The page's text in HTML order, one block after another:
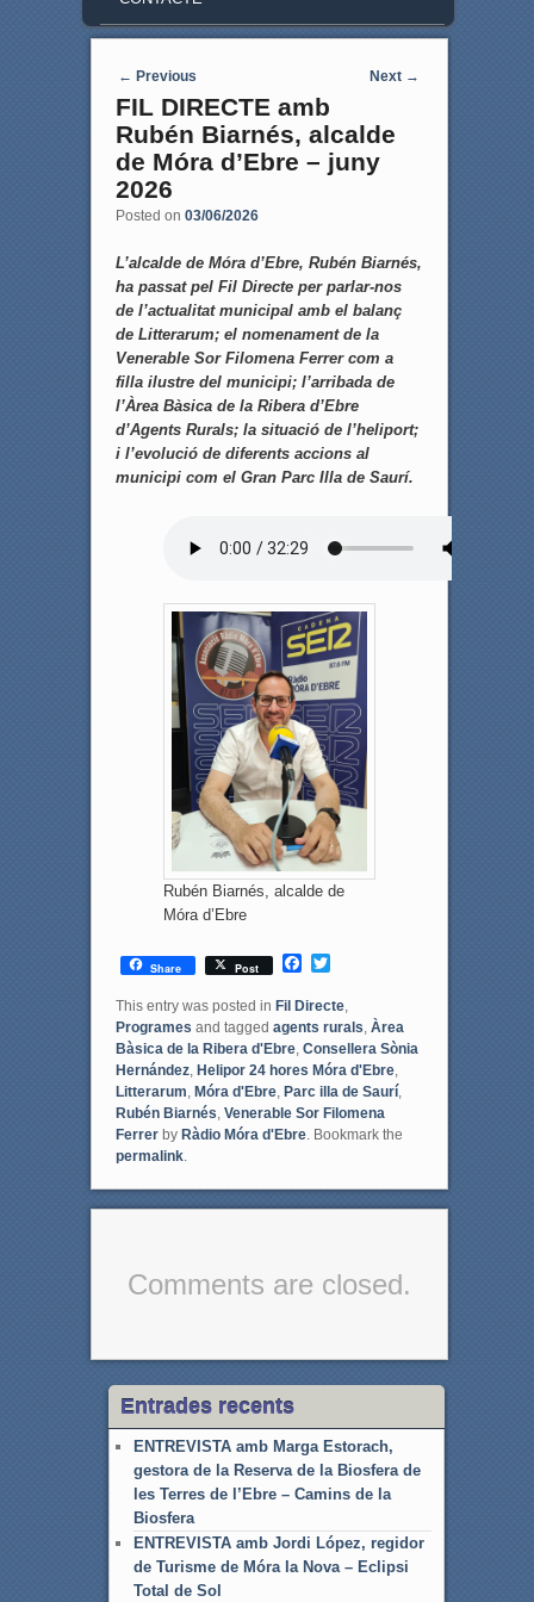
Post navigation
← Previous Next →
FIL DIRECTE amb
Rubén Biarnés, alcalde
de Móra d’Ebre – juny
2026
Posted on 03/06/2026
L’alcalde de Móra d’Ebre, Rubén Biarnés,
ha passat pel Fil Directe per parlar-nos
de l’actualitat municipal amb el balanç
de Litterarum; el nomenament de la
Venerable Sor Filomena Ferrer com a
filla ilustre del municipi; l’arribada de
l’Àrea Bàsica de la Ribera d’Ebre
d’Agents Rurals; la situació de l’heliport;
i l’evolució de diferents accions al
municipi com el Gran Parc Illa de Saurí.
Rubén Biarnés, alcalde de
Móra d’Ebre
Share Post
F
c
e
b
o
o
k
T
i
t
t
e
r
This entry was posted in Fil Directe,
Programes and tagged agents rurals, Àrea
Bàsica de la Ribera d'Ebre, Consellera Sònia
Hernández, Helipor 24 hores Móra d'Ebre,
Litterarum, Móra d'Ebre, Parc illa de Saurí,
Rubén Biarnés, Venerable Sor Filomena
Ferrerby Ràdio Móra d'Ebre. Bookmark the
permalink.
Comments are closed.
Entrades recents
ENTREVISTA amb Marga Estorach,
gestora de la Reserva de la Biosfera de
les Terres de l’Ebre – Camins de la
Biosfera
ENTREVISTA amb Jordi López, regidor
de Turisme de Móra la Nova – Eclipsi
Total de Sol